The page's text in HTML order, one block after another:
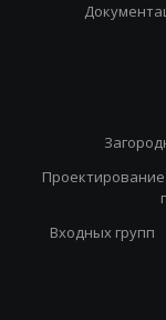
Входных групп